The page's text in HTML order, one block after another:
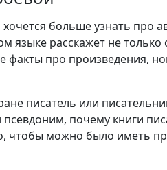
больше узнать про
языке расскажет не только
факты про произведения,
писатель или
почему книги
чтобы можно было иметь